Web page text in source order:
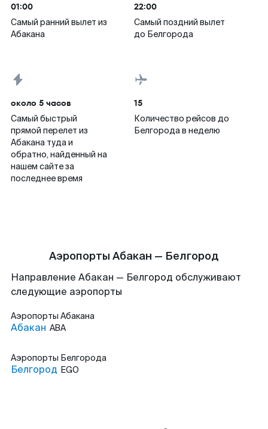
01:00
Самый ранний вылет из
Абакана
22:00
Самый поздний вылет
до Белгорода
около 5 часов
Самый быстрый
прямой перелет из
Абакана туда и
обратно, найденный на
нашем сайте за
последнее время
15
Количество рейсов до
Белгорода в неделю
Аэропорты Абакан — Белгород
Направление Абакан — Белгород обслуживают
следующие аэропорты
Аэропорты Абакана
Абакан ABA
Аэропорты Белгорода
Белгород EGO